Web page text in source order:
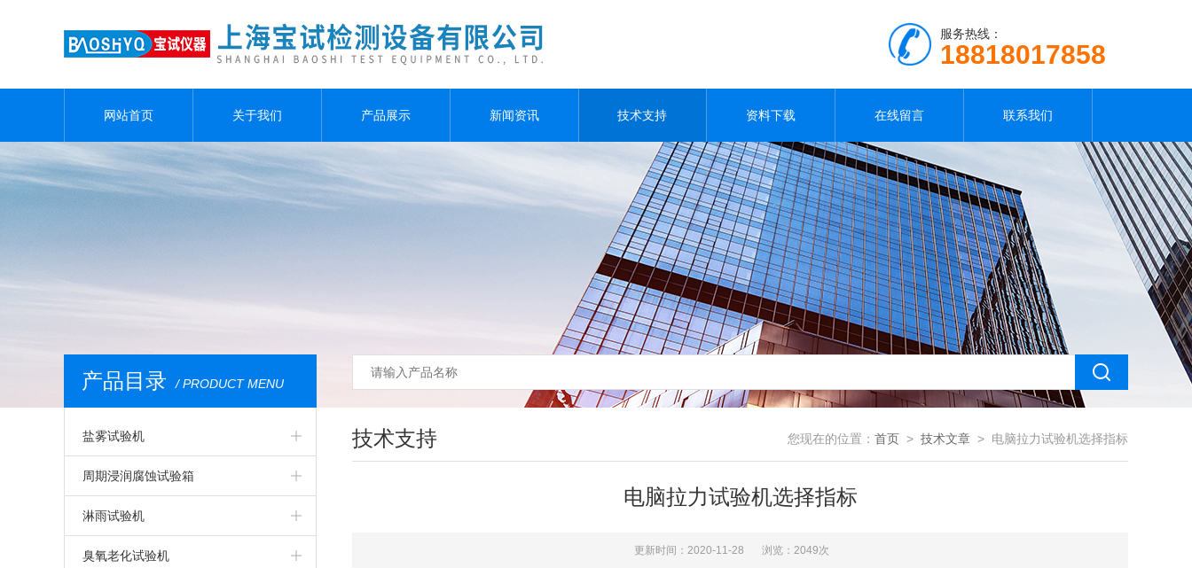
服务热线：
18818017858
网站首页 关于我们 产品展示 新闻资讯 技术支持 资料下载 在线留言 联系我们
产品目录 / PRODUCT MENU
盐雾试验机
盐雾箱
精密型盐雾试验机
可程式盐雾箱
周期浸润腐蚀试验箱
淋雨试验机
淋雨试验机
臭氧老化试验机
技术支持 您现在的位置： 首页 > 技术文章 > 电脑拉力试验机选择指标
电脑拉力试验机选择指标
更新时间：2020-11-28 浏览：2049次